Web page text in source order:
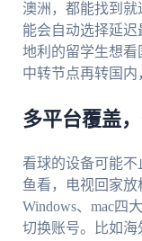
澳洲，都能找到
能会自动选择延
地利的留学生想
中转节点再转国内
多平台覆盖
看球的设备可能
鱼看，电视回家放
Windows、mac四
切换账号。比如